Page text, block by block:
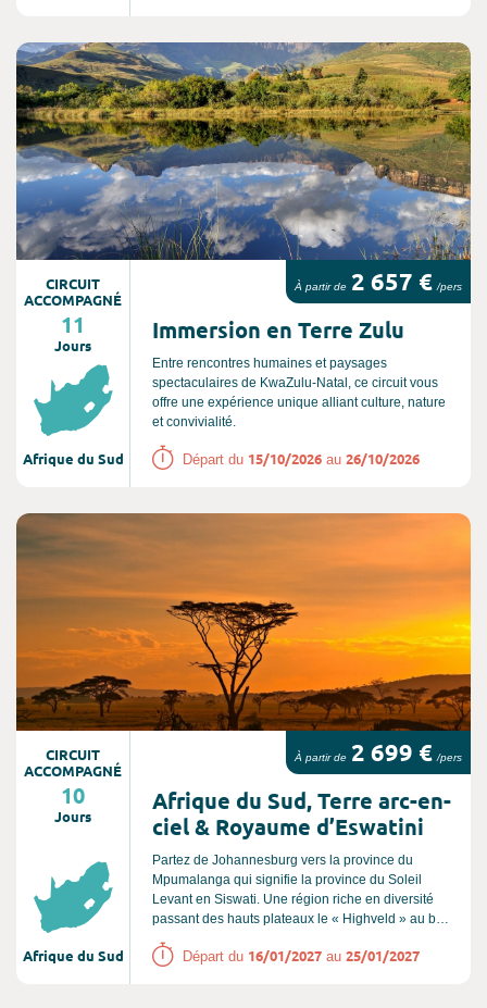
CIRCUIT
ACCOMPAGNÉ
11
Jours
Afrique du Sud
À partir de 2 657 € /pers
Immersion en Terre Zulu
Entre rencontres humaines et paysages
spectaculaires de KwaZulu-Natal, ce circuit vous
offre une expérience unique alliant culture, nature
et convivialité.
Départ du 15/10/2026 au 26/10/2026
Consultez l'offre de voyage
CIRCUIT
ACCOMPAGNÉ
10
Jours
Afrique du Sud
À partir de 2 699 € /pers
Afrique du Sud, Terre arc-en-
ciel & Royaume d’Eswatini
Partez de Johannesburg vers la province du
Mpumalanga qui signifie la province du Soleil
Levant en Siswati. Une région riche en diversité
passant des hauts plateaux le « Highveld » au bas
plateaux le « Lowveld » en quelques minutes. On y
retrouve le fameux Parc National Kruger et nos
Départ du 16/01/2027 au 25/01/2027
Consultez l'offre de voyage